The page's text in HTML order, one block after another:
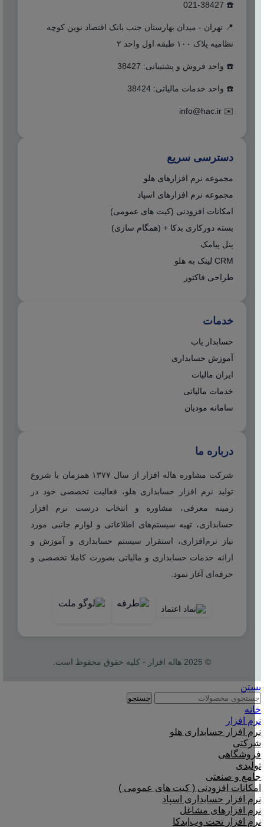
☎️ 021-38427
📍 تهران - میدان بهارستان جنب بانک اقتصاد نوین کوچه
نظامیه پلاک ۱۰۰ طبقه اول واحد ۲
☎️ واحد فروش و پشتیبانی: 38427
☎️ واحد خدمات مالیاتی: 38424
✉️
info@hac.ir
دسترسی سریع
مجموعه نرم افزارهای هلو
مجموعه نرم افزارهای اسپاد
امکانات افزودنی (کیت های عمومی)
بسته دورکاری بدکا + (همگام سازی)
پنل پیامک
CRM لینک به هلو
طراحی فاکتور
خدمات
حسابدار یاب
آموزش حسابداری
ایران مالیات
خدمات مالیاتی
سامانه مودیان
درباره ما
شرکت مشاوره هاله افزار از سال ۱۳۷۷ همزمان با شروع
تولید نرم افزار حسابداری هلو، فعالیت تخصصی خود در
زمینه معرفی، مشاوره و انتخاب درست نرم افزار
حسابداری، تهیه سیستم‌های اطلاعاتی و لوازم جانبی مورد
نیاز نرم‌افزاری، استقرار سیستم حسابداری و آموزش و
ارائه خدمات حسابداری و مالیاتی بصورت کاملا تخصصی و
حرفه‌ای آغاز نمود.
© 2025 هاله افزار - کلیه حقوق محفوظ است.
بستن
جستجو
خانه
نرم افزار
نرم افزار حسابداری هلو
شرکتی
فروشگاهی
تولیدی
جامع و صنعتی
امکانات افزودنی ( کیت های عمومی )
نرم افزار حسابداری اسپاد
نرم افزارهای مشاغل
نرم افزار تحت وب|بدکا